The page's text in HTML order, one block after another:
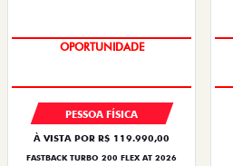
OPORTUNIDADE
PESSOA FÍSICA
À VISTA POR R$ 119.990,00
FASTBACK TURBO 200 FLEX AT 2026